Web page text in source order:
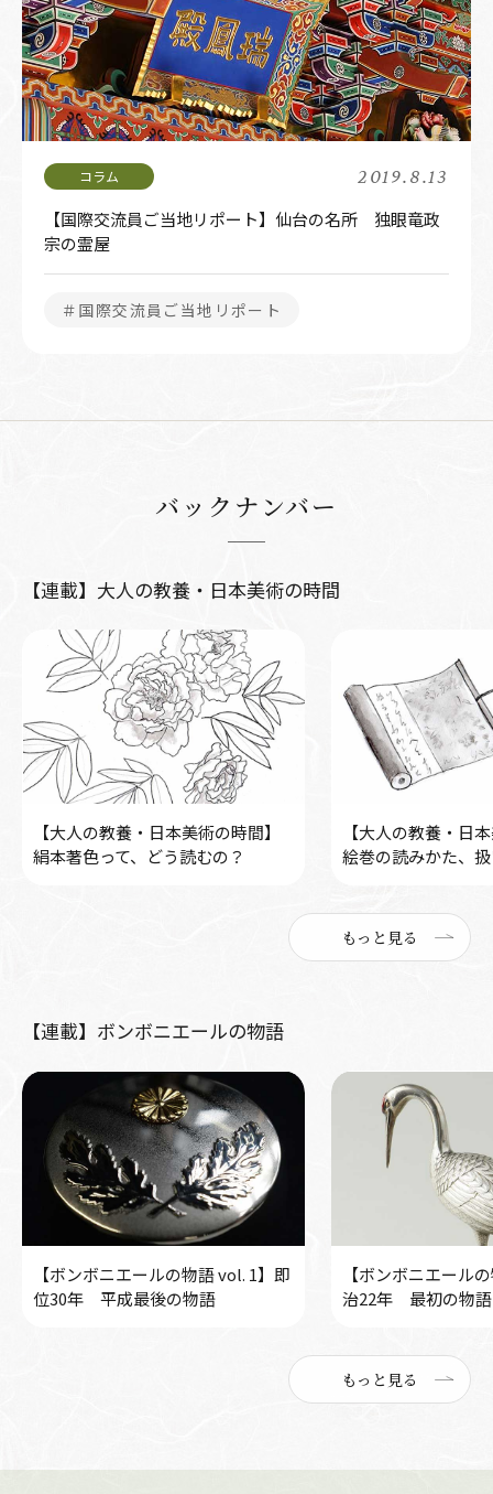
2019.8.13
【国際交流員ご当地リポート】仙台の名所 独眼竜政
宗の霊屋
＃国際交流員ご当地リポート
バックナンバー
【連載】大人の教養・日本美術の時間
【大人の教養・日本美術の時間】
絹本著色って、どう読むの？
【大人の教養・日
絵巻の読みかた、
もっと見る
【連載】ボンボニエールの物語
【ボンボニエールの物語 vol. 1】即
位30年 平成最後の物語
【ボンボニエール
治22年 最初の物語
もっと見る